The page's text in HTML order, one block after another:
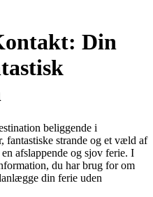
Din
beliggende i
fantastiske strande og et væld af
afslappende og sjov ferie. I
du har brug for om
din ferie uden